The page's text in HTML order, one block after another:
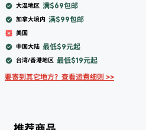
大温地区 满$69包邮
加拿大境内 满$99包邮
美国
中国大陆 最低$9元起
台湾/香港地区 最低$19元起
要寄到其它地方？查看运费细则 >>